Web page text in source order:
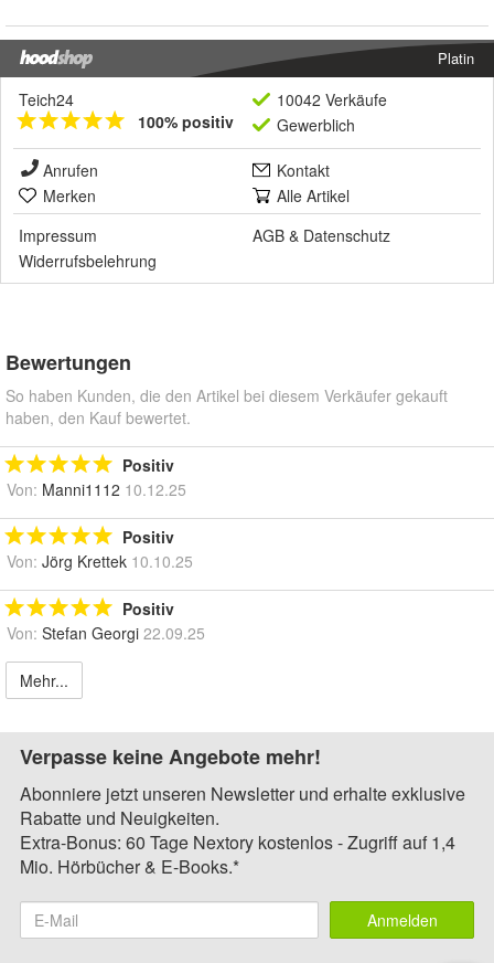
Platin
Teich24
100% positiv
10042 Verkäufe
Gewerblich
Anrufen
Kontakt
Merken
Alle Artikel
Impressum
AGB & Datenschutz
Widerrufsbelehrung
Bewertungen
So haben Kunden, die den Artikel bei diesem Verkäufer gekauft
haben, den Kauf bewertet.
Positiv
Von: Manni1112 10.12.25
Positiv
Von: Jörg Krettek 10.10.25
Positiv
Von: Stefan Georgi 22.09.25
Mehr...
Verpasse keine Angebote mehr!
Abonniere jetzt unseren Newsletter und erhalte exklusive
Rabatte und Neuigkeiten.
Extra-Bonus: 60 Tage Nextory kostenlos - Zugriff auf 1,4
Mio. Hörbücher & E-Books.*
Anmelden